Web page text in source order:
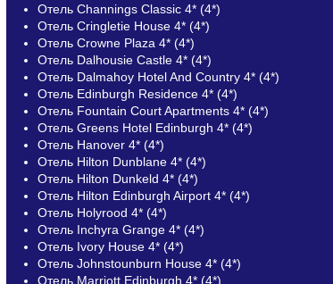
Отель Channings Classic 4* (4*)
Отель Cringletie House 4* (4*)
Отель Crowne Plaza 4* (4*)
Отель Dalhousie Castle 4* (4*)
Отель Dalmahoy Hotel And Country 4* (4*)
Отель Edinburgh Residence 4* (4*)
Отель Fountain Court Apartments 4* (4*)
Отель Greens Hotel Edinburgh 4* (4*)
Отель Hanover 4* (4*)
Отель Hilton Dunblane 4* (4*)
Отель Hilton Dunkeld 4* (4*)
Отель Hilton Edinburgh Airport 4* (4*)
Отель Holyrood 4* (4*)
Отель Inchyra Grange 4* (4*)
Отель Ivory House 4* (4*)
Отель Johnstounburn House 4* (4*)
Отель Marriott Edinburgh 4* (4*)